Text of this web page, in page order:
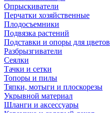
Опрыскиватели
Перчатки хозяйственные
Плодосъемники
Подвязка растений
Подставки и опоры для цветов
Разбрызгиватели
Сеялки
Тачки и сетки
Топоры и пилы
Тяпки, мотыги и плоскорезы
Укрывной материал
Шланги и аксессуары